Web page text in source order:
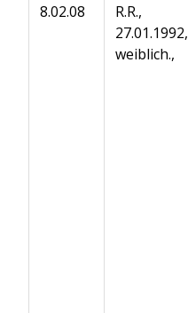
8.02.08
R.R.,
27.01.1992,
weiblich.,